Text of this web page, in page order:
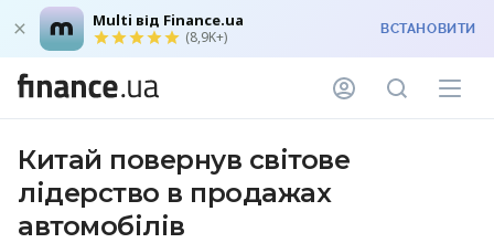
Multi від Finance.ua
(8,9K+) ВСТАНОВИТИ
Китай повернув світове
лідерство в продажах
автомобілів